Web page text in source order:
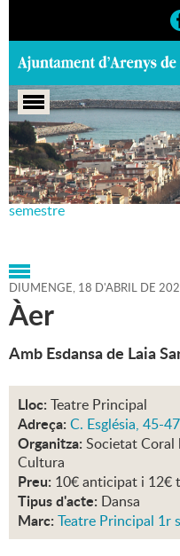
Portada > Agenda > 18-
2021 > Marcs > Culturals
semestre
DIUMENGE, 18 D'ABRIL DE
Àer
Amb Esdansa de Laia
Lloc: Teatre Principal
Adreça: C. Església, 45-47
Organitza: Societat Coral
Cultura
Preu: 10€ anticipat i 12€
Tipus d'acte: Dansa
Marc: Teatre Principal 1r